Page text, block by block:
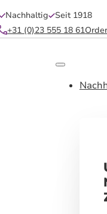
Nachhaltig Seit 1918
+31 (0)23 555 18 61